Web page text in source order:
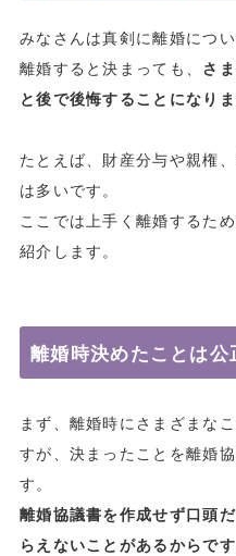
みなさんは真剣に離婚につ
離婚すると決まっても、 さ
と後で後悔することになりま
たとえば、財産分与や親権
は多いです。
ここでは上手く離婚するた
紹介します。
離婚時決めたことは公
まず、離婚時にさまざまな
すが、決まったことを離婚
す。
離婚協議書を作成せず口頭
らえないことがあるからです